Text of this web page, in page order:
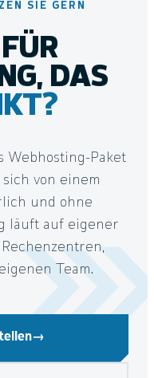
SIE GERN
DAS
Webhosting-Paket
von einem
und ohne
läuft auf eigener
Team.
→